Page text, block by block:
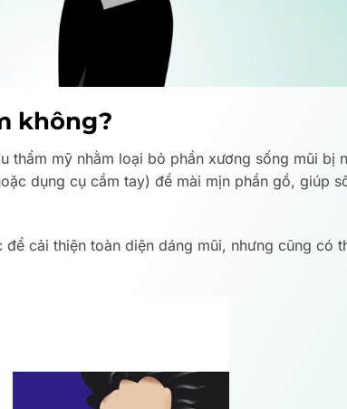
không?
thẩm mỹ nhằm loại bỏ phần xương sống mũi bị
dụng cụ cầm tay) để mài mịn phần gồ, giúp
cải thiện toàn diện dáng mũi, nhưng cũng có